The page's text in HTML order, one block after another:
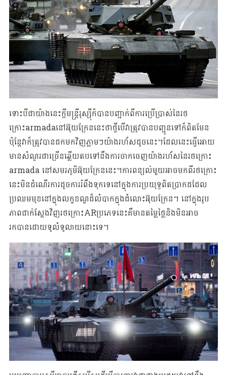
ទោះបីជាយ៉ាងនេះក្តីមន្ត្រីរុស្ស៊ីក៏បានបញ្ជាក់ពីការប្រើប្រាស់នៃរថ
ក្រោះarmadaនៅអ៊ុយក្រែននេះថាថ្វីបើវាត្រូវបានបញ្ជូនទៅក៏ពិតមែន
ប៉ុន្តែវាក៏ត្រូវបានដកមកវិញភ្លាមៗយ៉ាងរហ័សដូចនេះ។ដែលនេះធ្វើអោយ
មានសំណួរជាច្រើនឆ្លើយតបទៅនឹងការចាកចេញយ៉ាងរហ័សនៃរថក្រោះ
armada នៅសមរភូមិអ៊ុយក្រែននេះ។ការពន្យល់មួយអាចមកពីរថក្រោះ
នេះមិនដំណើរការដូចការរំពឹងទុកទេនៅក្នុងការ​ប្រយុទ្ធ​ពិត​ប្រាកដដែល​
ប្រឈម​មុខ​នៅក្នុងលក្ខខណ្ឌដ៏លំបាកក្នុងជំលោះអ៊ុយក្រែន។ នៅក្នុងរូប
ភាពជាក់ស្តែងវិញរថក្រោះARប្រភេទនេះគឺមានតម្លៃថ្លៃនិងមិនអាច
រកបានដោយទូលំទូលាយនោះទេ។